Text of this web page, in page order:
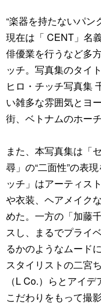
“楽器を持たないパン
現在は「 CENT」名
俳優業を行うなど多
ッチ。写真集のタイ
ヒロ・チッチ写真集
い雑多な雰囲気とヨ
街、ベトナムのホー
また、本写真集は「
尋」の“二面性”の表
ッチ」はアーティス
や衣装、ヘアメイク
めた。一方の「加藤
スし、まるでプライ
るかのようなムード
スタイリストの二宮
（L Co.）らとアイ
こだわりをもって撮影